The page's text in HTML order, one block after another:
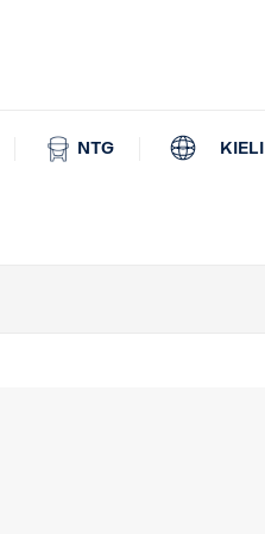
NTG KIELI